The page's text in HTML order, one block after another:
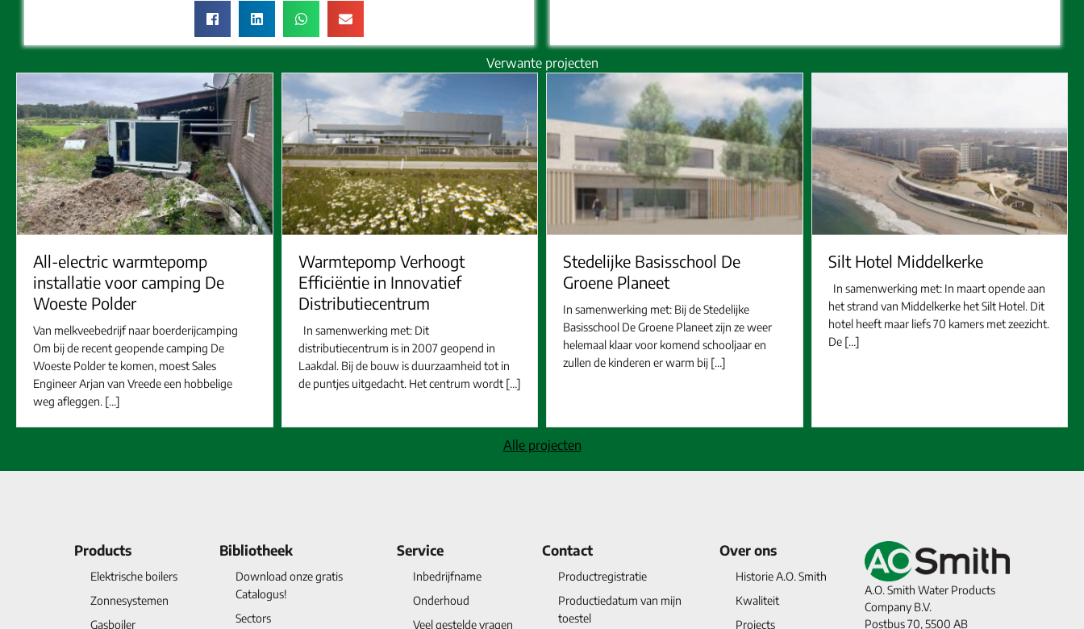
Verwante projecten
All-electric warmtepomp
installatie voor camping De
Woeste Polder
Van melkveebedrijf naar boerderijcamping
Om bij de recent geopende camping De
Woeste Polder te komen, moest Sales
Engineer Arjan van Vreede een hobbelige
weg afleggen. […]
Warmtepomp Verhoogt
Efficiëntie in Innovatief
Distributiecentrum
In samenwerking met: Dit
distributiecentrum is in 2007 geopend in
Laakdal. Bij de bouw is duurzaamheid tot in
de puntjes uitgedacht. Het centrum wordt […]
Stedelijke Basisschool De
Groene Planeet
In samenwerking met: Bij de Stedelijke
Basisschool De Groene Planeet zijn ze weer
helemaal klaar voor komend schooljaar en
zullen de kinderen er warm bij […]
Silt Hotel Middelkerke
In samenwerking met: In maart opende aan
het strand van Middelkerke het Silt Hotel. Dit
hotel heeft maar liefs 70 kamers met zeezicht.
De […]
Alle projecten
Products
Elektrische boilers
Zonnesystemen
Gasboiler
Bibliotheek
Download onze gratis
Catalogus!
Sectors
Service
Inbedrijfname
Onderhoud
Veel gestelde vragen
Contact
Productregistratie
Productiedatum van mijn
toestel
Over ons
Historie A.O. Smith
Kwaliteit
Projects
A.O. Smith Water Products
Company B.V.
Postbus 70, 5500 AB